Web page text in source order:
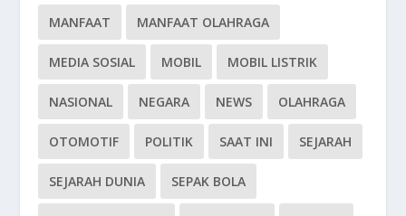
MANFAAT MANFAAT OLAHRAGA
MEDIA SOSIAL MOBIL MOBIL LISTRIK
NASIONAL NEGARA NEWS OLAHRAGA
OTOMOTIF POLITIK SAAT INI SEJARAH
SEJARAH DUNIA SEPAK BOLA